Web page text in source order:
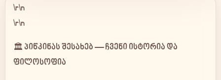
\r\n
\r\n
🏛️ პიწკინას შესახებ — ჩვენი ისტორია და
ფილოსოფია